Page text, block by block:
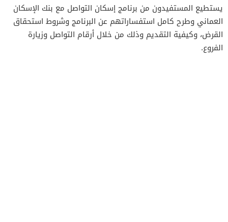
2
3
يستطيع المستفيدون من برنامج إسكان التواصل مع بنك الإسكان
العماني وطرح كامل استفساراتهم عن البرنامج وشروط استحقاق
القرض، وكيفية التقديم وذلك من خلال أرقام التواصل وزيارة
الفروع.